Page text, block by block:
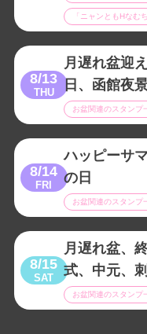
「ニャンともHなむ
8/13
THU
月遅れ盆迎
日、函館夜
お盆関連のスタンプ
8/14
FRI
ハッピーサ
の日
お盆関連のスタンプ
8/15
SAT
月遅れ盆、
式、中元、
お盆関連のスタンプ